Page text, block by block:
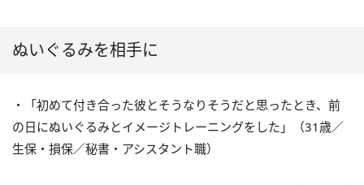
ぬいぐるみを相手に
・「初めて付き合った彼とそうなりそうだと思ったとき、前
の日にぬいぐるみとイメージトレーニングをした」（31歳／
生保・損保／秘書・アシスタント職）